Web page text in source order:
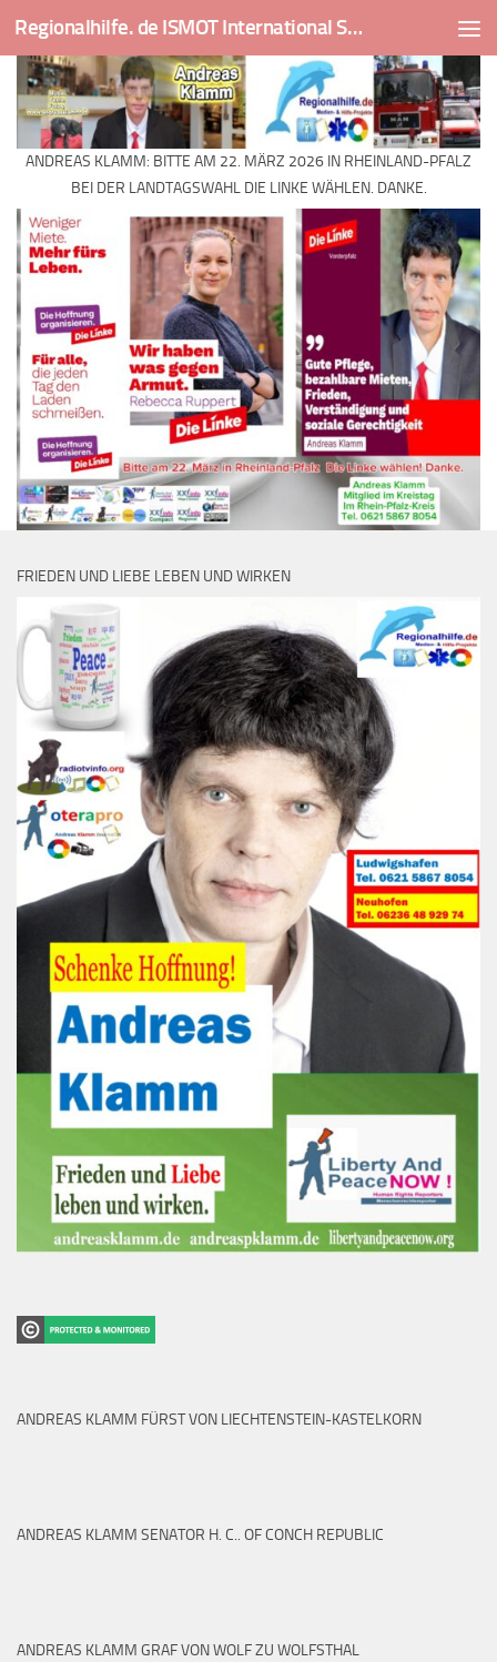
Skip to content Regionalhilfe. de ISMOT International Social And Medical Outreach Team
ANDREAS KLAMM: BITTE AM 22. MÄRZ 2026 IN RHEINLAND-PFALZ
BEI DER LANDTAGSWAHL DIE LINKE WÄHLEN. DANKE.
FRIEDEN UND LIEBE LEBEN UND WIRKEN
ANDREAS KLAMM FÜRST VON LIECHTENSTEIN-KASTELKORN
ANDREAS KLAMM SENATOR H. C.. OF CONCH REPUBLIC
ANDREAS KLAMM GRAF VON WOLF ZU WOLFSTHAL